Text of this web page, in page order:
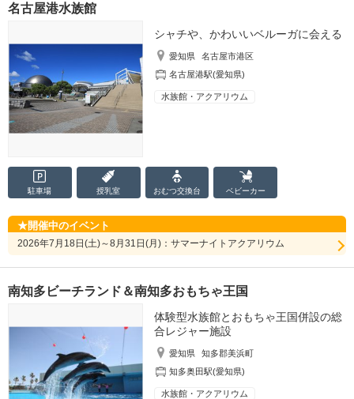
名古屋港水族館
シャチや、かわいいベルーガに会える
愛知県
名古屋市港区
名古屋港駅(愛知県)
水族館・アクアリウム
駐車場 授乳室 おむつ交換台 ベビーカー
開催中のイベント
2026年7月18日(土)～8月31日(月)：サマーナイトアクアリウム
南知多ビーチランド＆南知多おもちゃ王国
体験型水族館とおもちゃ王国併設の総
合レジャー施設
愛知県
知多郡美浜町
知多奥田駅(愛知県)
水族館・アクアリウム